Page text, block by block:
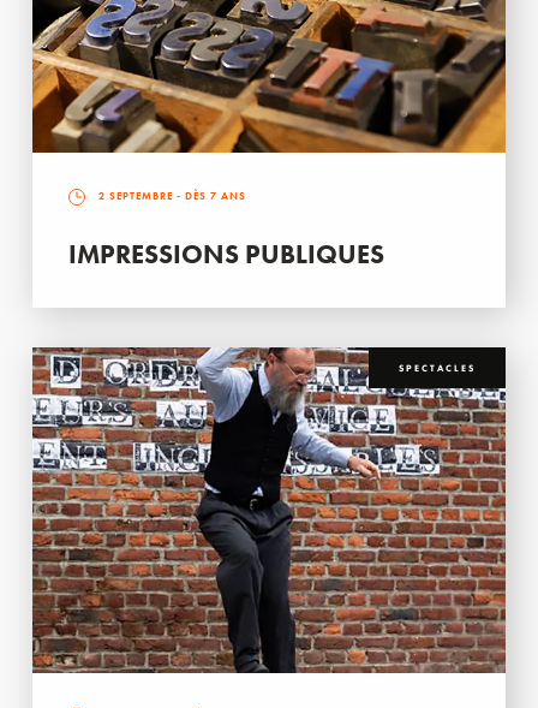
2 SEPTEMBRE - DÈS 7 ANS
IMPRESSIONS PUBLIQUES
SPECTACLES